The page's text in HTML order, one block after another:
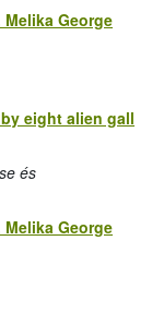
Melika George
eight alien gall
és
Melika George